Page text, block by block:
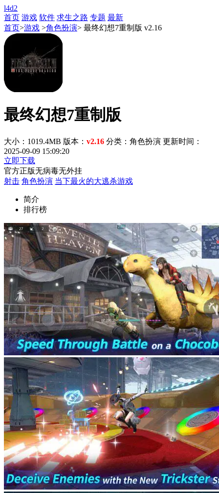
l4d2
首页 游戏 软件 求生之路 专题 最新
首页>游戏 >角色扮演> 最终幻想7重制版 v2.16
最终幻想7重制版
大小：1019.4MB 版本： v2.16 分类：角色扮演 更新时间：
2025-09-09 15:09:20
立即下载
官方正版无病毒无外挂
射击 角色扮演 当下最火的大逃杀游戏
简介
排行榜